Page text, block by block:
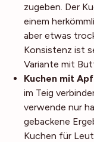
zugeben. Der
einem
aber etwas
Konsistenz ist
Variante mit
Kuchen mit
im Teig
verwende nur
gebackene
Kuchen für